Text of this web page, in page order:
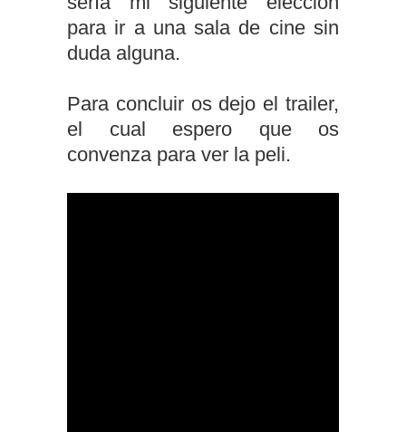
para ir a una sala de cine sin
duda alguna.
Para concluir os dejo el trailer,
el cual espero que os
convenza para ver la peli.